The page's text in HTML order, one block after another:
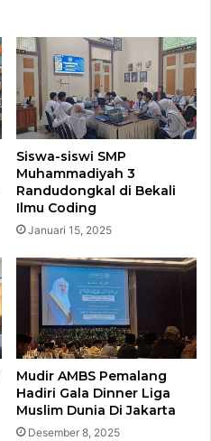
Siswa-siswi SMP
Muhammadiyah 3
Randudongkal di Bekali
Ilmu Coding
Januari 15, 2025
Mudir AMBS Pemalang
Hadiri Gala Dinner Liga
Muslim Dunia Di Jakarta
Desember 8, 2025